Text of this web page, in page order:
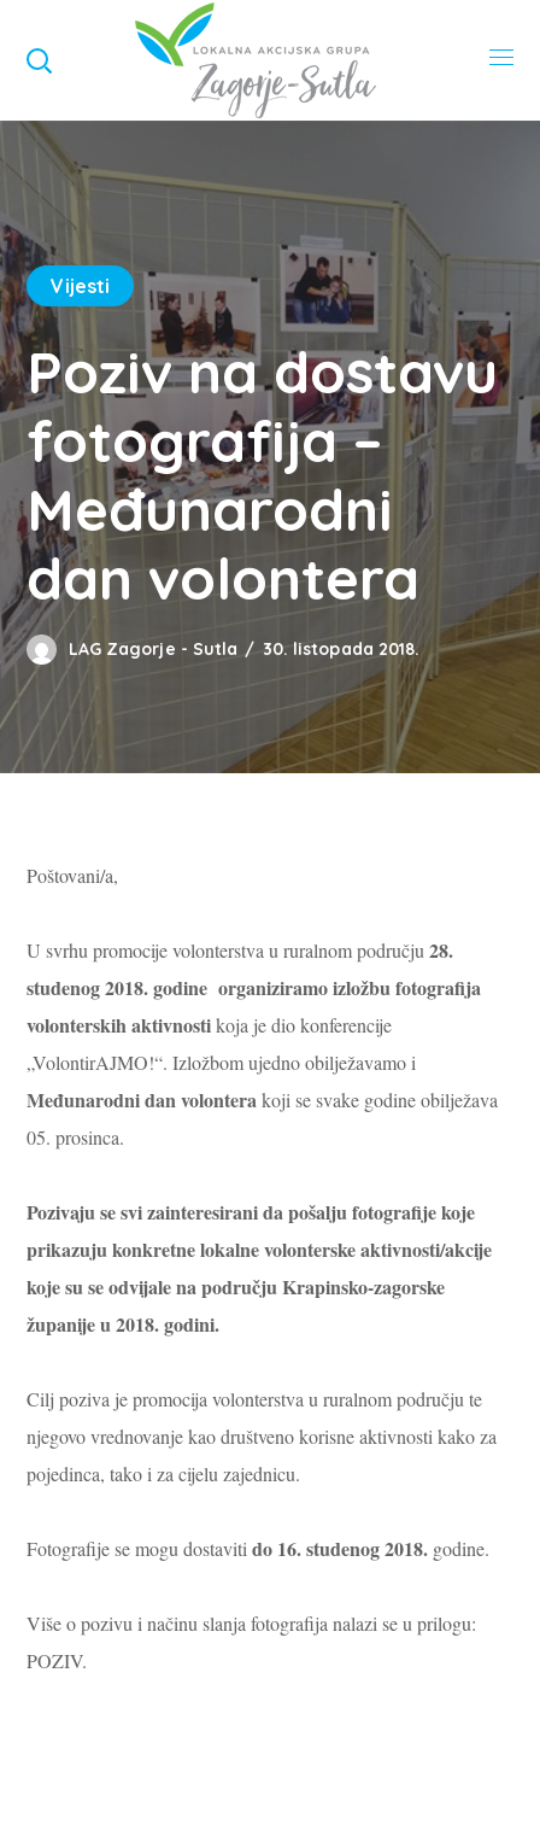
Vijesti
Poziv na dostavu
fotografija –
Međunarodni
dan volontera
LAG Zagorje - Sutla 30. listopada 2018.
Poštovani/a,
U svrhu promocije volonterstva u ruralnom području28.
studenog 2018. godine organiziramo izložbu fotografija
volonterskih aktivnostikoja je dio konferencije
„VolontirAJMO!“. Izložbom ujedno obilježavamo i
Međunarodni dan volonterakoji se svake godine obilježava
05. prosinca.
Pozivaju se svi zainteresirani da pošalju fotografije koje
prikazuju konkretne lokalne volonterske aktivnosti/akcije
koje su se odvijale na području Krapinsko-zagorske
županije u 2018. godini.
Cilj poziva je promocija volonterstva u ruralnom području te
njegovo vrednovanje kao društveno korisne aktivnosti kako za
pojedinca, tako i za cijelu zajednicu.
Fotografije se mogu dostavitido 16. studenog 2018. godine.
Više o pozivu i načinu slanja fotografija nalazi se u prilogu:
POZIV.